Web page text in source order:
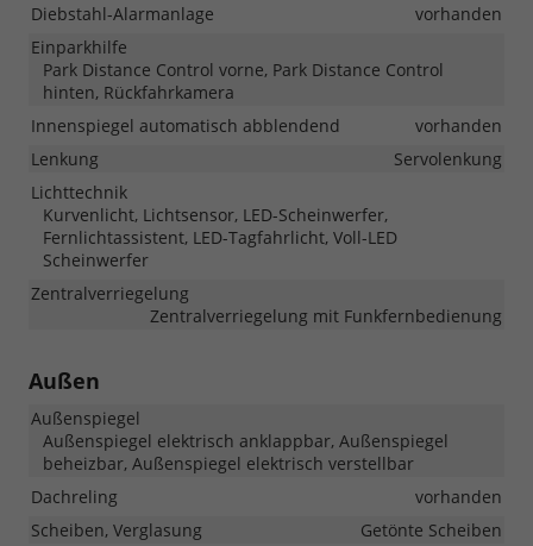
Diebstahl-Alarmanlage
vorhanden
Einparkhilfe
Park Distance Control vorne, Park Distance Control
hinten, Rückfahrkamera
Innenspiegel automatisch abblendend
vorhanden
Lenkung
Servolenkung
Lichttechnik
Kurvenlicht, Lichtsensor, LED-Scheinwerfer,
Fernlichtassistent, LED-Tagfahrlicht, Voll-LED
Scheinwerfer
Zentralverriegelung
Zentralverriegelung mit Funkfernbedienung
Außen
Außenspiegel
Außenspiegel elektrisch anklappbar, Außenspiegel
beheizbar, Außenspiegel elektrisch verstellbar
Dachreling
vorhanden
Scheiben, Verglasung
Getönte Scheiben